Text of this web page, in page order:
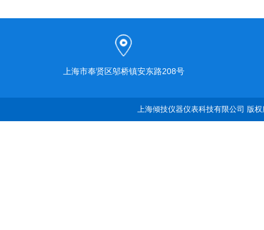
上海市奉贤区邬桥镇安东路208号
上海倾技仪器仪表科技有限公司 版